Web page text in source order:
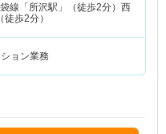
線「所沢駅」（徒歩2分）西
歩2分）
ョン業務